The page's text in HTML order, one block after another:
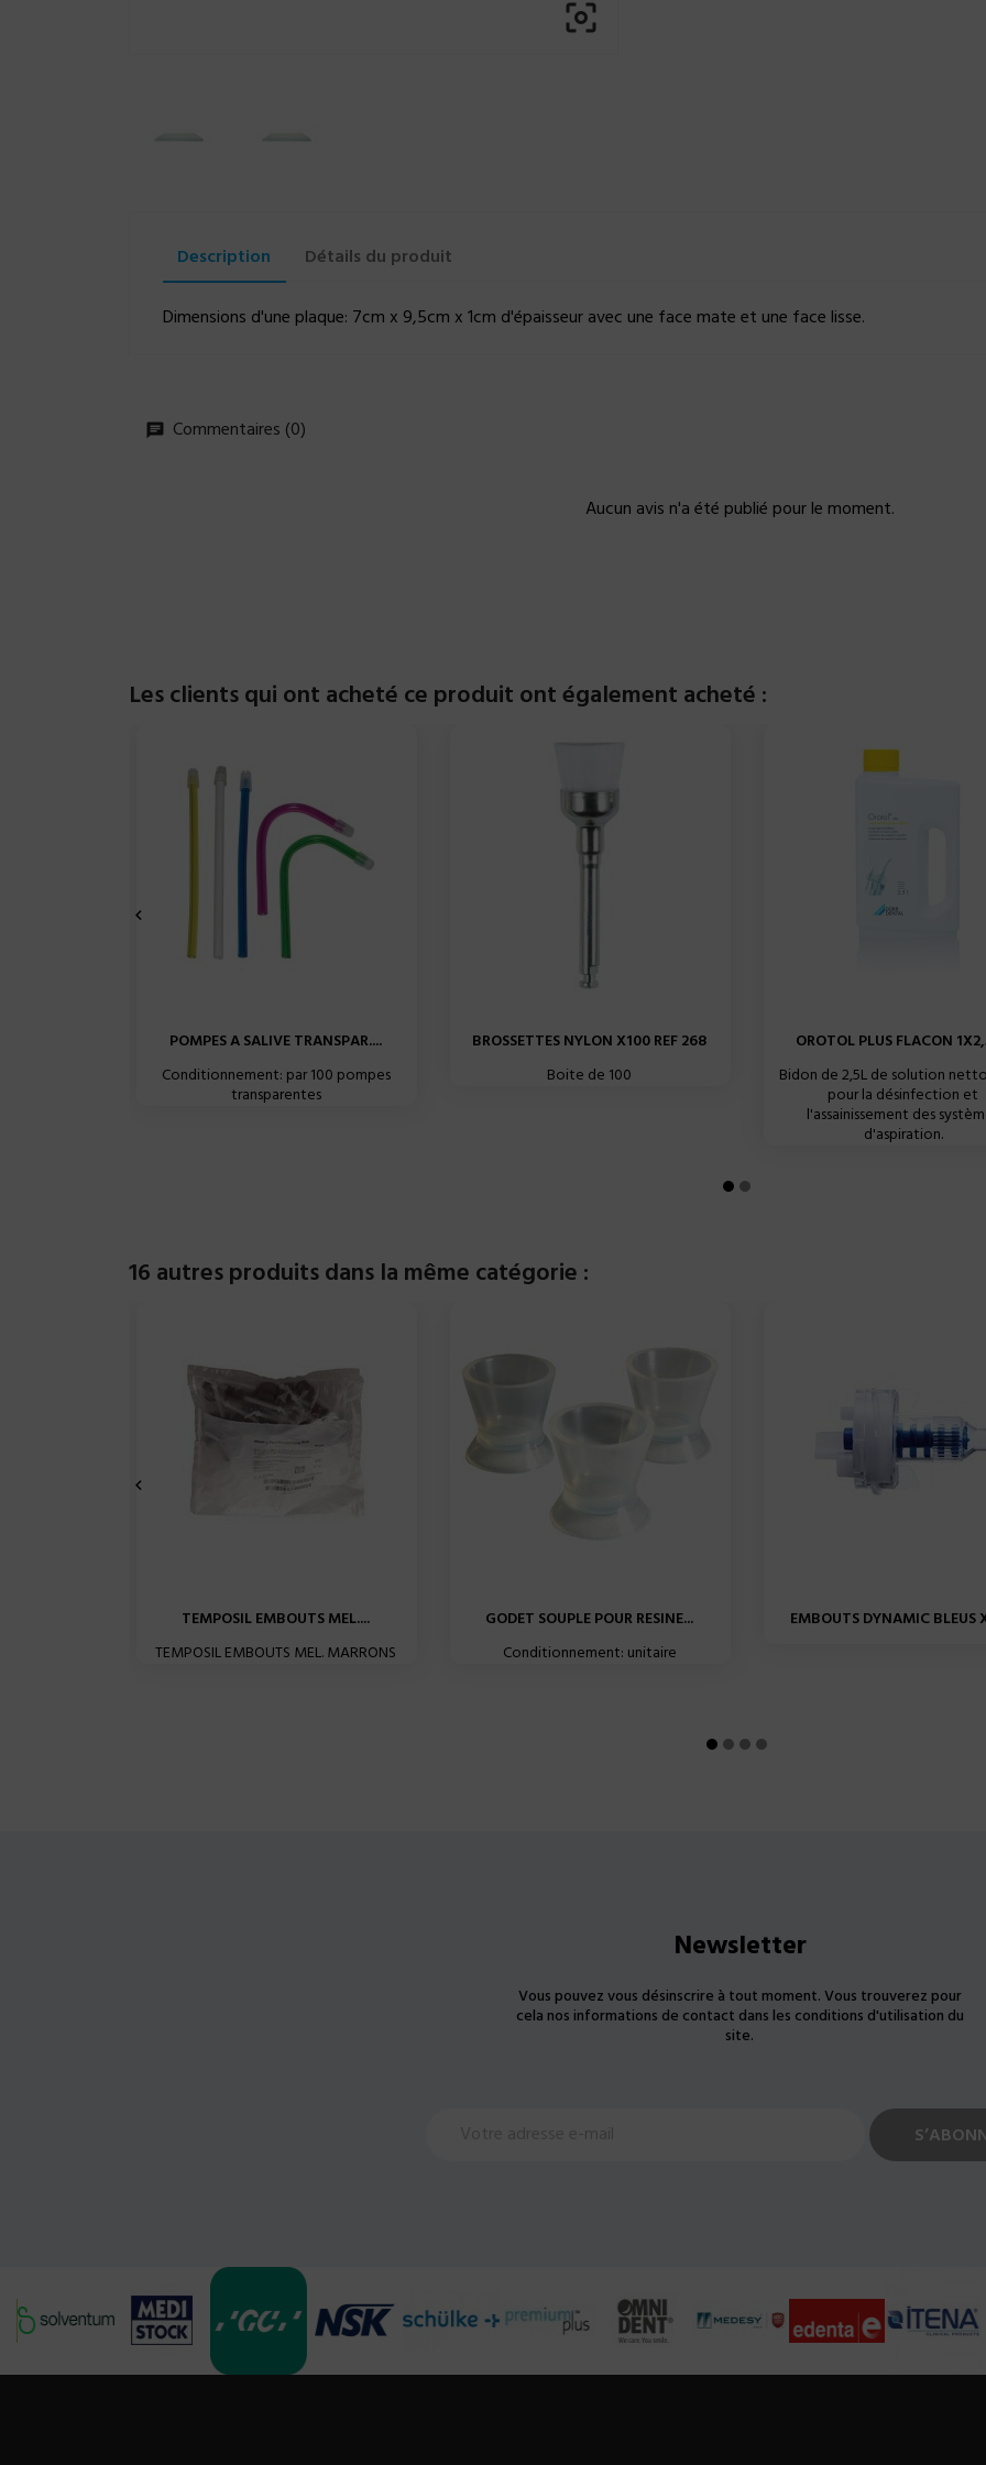

Description Détails du produit
Dimensions d'une plaque: 7cm x 9,5cm x 1cm d'épaisseur avec une face mate et une face lisse.
Commentaires (0)
Aucun avis n'a été publié pour le moment.
Les clients qui ont acheté ce produit ont également acheté :
POMPES A SALIVE TRANSPAR....
Conditionnement: par 100 pompes
transparentes
BROSSETTES NYLON X100 REF 268
Boite de 100
OROTOL PLUS FLACON
Bidon de 2,5L de solution
pour la désinfection et
l'assainissement des
d'aspiration.

16 autres produits dans la même catégorie :
TEMPOSIL EMBOUTS MEL....
TEMPOSIL EMBOUTS MEL. MARRONS
GODET SOUPLE POUR RESINE...
Conditionnement: unitaire
EMBOUTS DYNAMIC BLEUS

Newsletter
Vous pouvez vous désinscrire à tout moment. Vous trouverez pour
cela nos informations de contact dans les conditions d'utilisation du
site.